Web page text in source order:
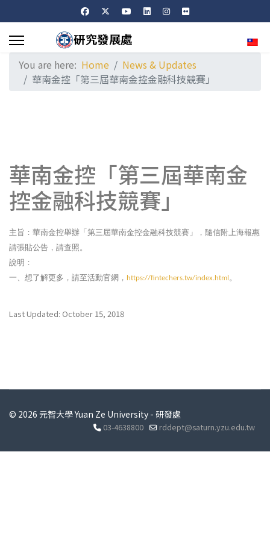
You are here: Home
News & Updates
華南金控「第三屆華南金控金融科技競賽」
華南金控「第三屆華南金
控金融科技競賽」
主旨：華南金控舉辦「第三屆華南金控金融科技競賽」，隨信附上海報惠
請張貼公告，請查照。
說明：
一、想了解更多，請至活動官網， https://fintechers.tw/index.html 。
Last Updated: October 15, 2018
© 2026 元智大學 Yuan Ze University - 研發處
03-4638800 rddept@saturn.yzu.edu.tw